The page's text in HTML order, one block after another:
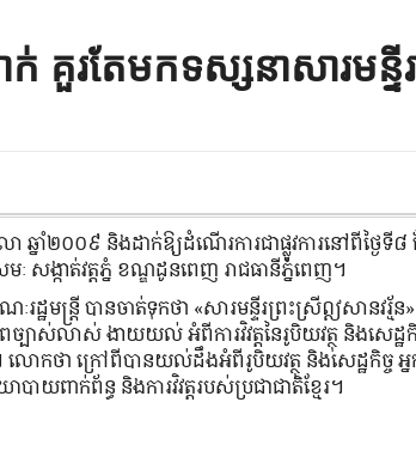
ក់ គួរតែមកទស្សនាសារមន្ទី
ឆ្នាំ២០០៩ និងដាក់ឱ្យដំណើរការជាផ្លូវការនៅពីថ្ងៃទី៨
សង្កាត់វត្តភ្នំ ខណ្ឌដូនពេញ រាជធានីភ្នំពេញ។
រដ្ឋមន្ត្រី បានចាត់ទុកថា «សារមន្ទីរព្រះស្រីឦសានវរ្ម័ន
បាស់លាស់ ងាយយល់ អំពីការវិវត្តនៃរូបិយវត្ថុ និងសេដ្ឋកិ
។ លោកថា ក្រៅពីបានយល់ដឹងអំពីរូបិយវត្ថុ និងសេដ្ឋកិច្ច អ្
យពាក់ព័ន្ធ និងការវិវត្តរបស់ប្រជាជាតិខ្មែរ។